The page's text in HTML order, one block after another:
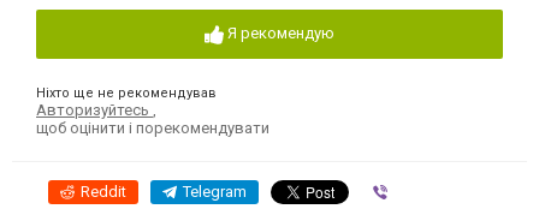
Я рекомендую
Ніхто ще не рекомендував
Авторизуйтесь
щоб оцінити і порекомендувати
Reddit Telegram